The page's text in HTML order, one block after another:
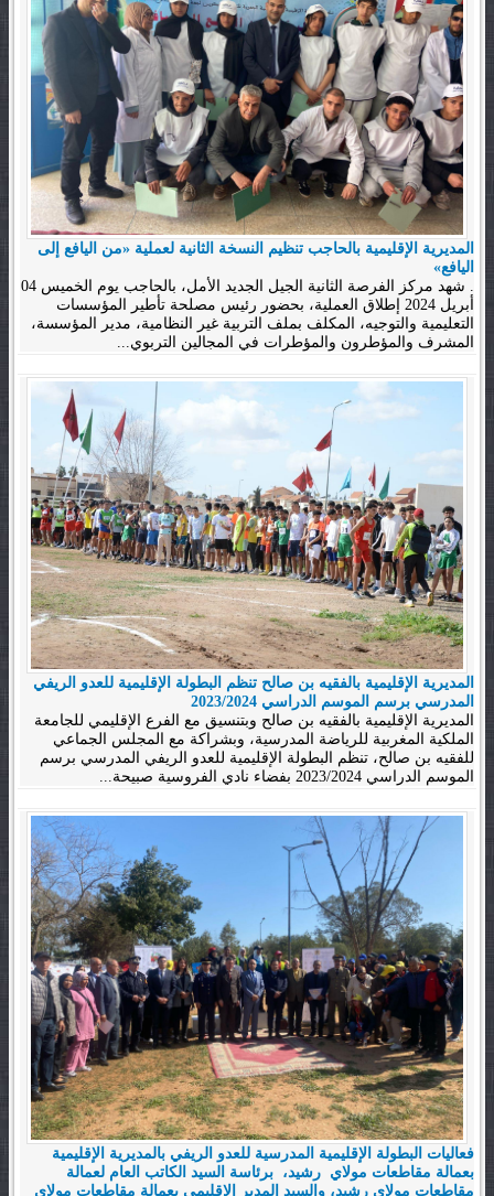
المديرية الإقليمية بالحاجب تنظيم النسخة الثانية لعملية «من اليافع إلى
اليافع»
. شهد مركز الفرصة الثانية الجيل الجديد الأمل، بالحاجب يوم الخميس 04
أبريل 2024 إطلاق العملية، بحضور رئيس مصلحة تأطير المؤسسات
التعليمية والتوجيه، المكلف بملف التربية غير النظامية، مدير المؤسسة،
المشرف والمؤطرون والمؤطرات في المجالين التربوي...
المديرية الإقليمية بالفقيه بن صالح تنظم البطولة الإقليمية للعدو الريفي
المدرسي برسم الموسم الدراسي 2023/2024
المديرية الإقليمية بالفقيه بن صالح وبتنسيق مع الفرع الإقليمي للجامعة
الملكية المغربية للرياضة المدرسية، وبشراكة مع المجلس الجماعي
للفقيه بن صالح، تنظم البطولة الإقليمية للعدو الريفي المدرسي برسم
الموسم الدراسي 2023/2024 بفضاء نادي الفروسية صبيحة...
فعاليات البطولة الإقليمية المدرسية للعدو الريفي بالمديرية الإقليمية
بعمالة مقاطعات مولاي رشيد، برئاسة السيد الكاتب العام لعمالة
مقاطعات مولاي رشيد، والسيد المدير الإقليمي بعمالة مقاطعات مولاي